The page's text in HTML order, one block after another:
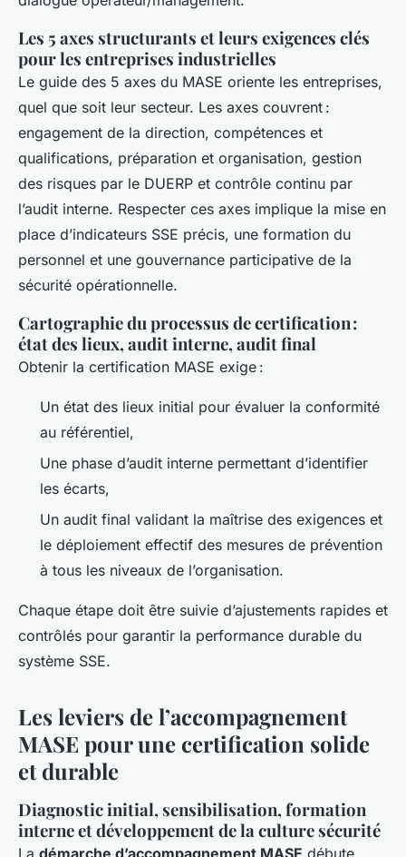
Les 5 axes structurants et leurs exigences clés
pour les entreprises industrielles
Le guide des 5 axes du MASE oriente les entreprises,
quel que soit leur secteur. Les axes couvrent :
engagement de la direction, compétences et
qualifications, préparation et organisation, gestion
des risques par le DUERP et contrôle continu par
l’audit interne. Respecter ces axes implique la mise en
place d’indicateurs SSE précis, une formation du
personnel et une gouvernance participative de la
sécurité opérationnelle.
Cartographie du processus de certification :
état des lieux, audit interne, audit final
Obtenir la certification MASE exige :
Un état des lieux initial pour évaluer la conformité
au référentiel,
Une phase d’audit interne permettant d’identifier
les écarts,
Un audit final validant la maîtrise des exigences et
le déploiement effectif des mesures de prévention
à tous les niveaux de l’organisation.
Chaque étape doit être suivie d’ajustements rapides et
contrôlés pour garantir la performance durable du
système SSE.
Les leviers de l’accompagnement
MASE pour une certification solide
et durable
Diagnostic initial, sensibilisation, formation
interne et développement de la culture sécurité